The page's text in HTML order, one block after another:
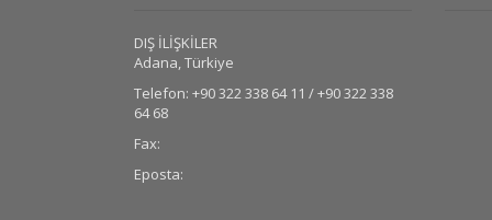
DIŞ İLİŞKİLER
Adana, Türkiye
Telefon: +90 322 338 64 11 / +90 322 338
64 68
Fax:
Eposta: